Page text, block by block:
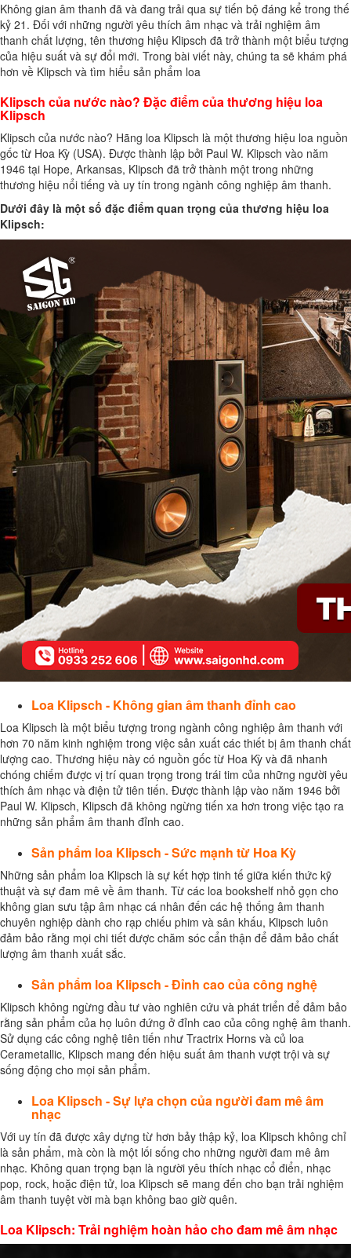
Không gian âm thanh đã và đang trải qua sự tiến bộ đáng kể trong thế
kỷ 21. Đối với những người yêu thích âm nhạc và trải nghiệm âm
thanh chất lượng, tên thương hiệu Klipsch đã trở thành một biểu tượng
của hiệu suất và sự đổi mới. Trong bài viết này, chúng ta sẽ khám phá
hơn về Klipsch và tìm hiểu sản phẩm loa
Klipsch của nước nào? Đặc điểm của thương hiệu loa
Klipsch
Klipsch của nước nào? Hãng loa Klipsch là một thương hiệu loa nguồn
gốc từ Hoa Kỳ (USA). Được thành lập bởi Paul W. Klipsch vào năm
1946 tại Hope, Arkansas, Klipsch đã trở thành một trong những
thương hiệu nổi tiếng và uy tín trong ngành công nghiệp âm thanh.
Dưới đây là một số đặc điểm quan trọng của thương hiệu loa
Klipsch:
Loa Klipsch - Không gian âm thanh đỉnh cao
Loa Klipsch là một biểu tượng trong ngành công nghiệp âm thanh với
hơn 70 năm kinh nghiệm trong việc sản xuất các thiết bị âm thanh chất
lượng cao. Thương hiệu này có nguồn gốc từ Hoa Kỳ và đã nhanh
chóng chiếm được vị trí quan trọng trong trái tim của những người yêu
thích âm nhạc và điện tử tiên tiến. Được thành lập vào năm 1946 bởi
Paul W. Klipsch, Klipsch đã không ngừng tiến xa hơn trong việc tạo ra
những sản phẩm âm thanh đỉnh cao.
Sản phẩm loa Klipsch - Sức mạnh từ Hoa Kỳ
Những sản phẩm loa Klipsch là sự kết hợp tinh tế giữa kiến thức kỹ
thuật và sự đam mê về âm thanh. Từ các loa bookshelf nhỏ gọn cho
không gian sưu tập âm nhạc cá nhân đến các hệ thống âm thanh
chuyên nghiệp dành cho rạp chiếu phim và sân khấu, Klipsch luôn
đảm bảo rằng mọi chi tiết được chăm sóc cẩn thận để đảm bảo chất
lượng âm thanh xuất sắc.
Sản phẩm loa Klipsch - Đỉnh cao của công nghệ
Klipsch không ngừng đầu tư vào nghiên cứu và phát triển để đảm bảo
rằng sản phẩm của họ luôn đứng ở đỉnh cao của công nghệ âm thanh.
Sử dụng các công nghệ tiên tiến như Tractrix Horns và củ loa
Cerametallic, Klipsch mang đến hiệu suất âm thanh vượt trội và sự
sống động cho mọi sản phẩm.
Loa Klipsch - Sự lựa chọn của người đam mê âm
nhạc
Với uy tín đã được xây dựng từ hơn bảy thập kỷ, loa Klipsch không chỉ
là sản phẩm, mà còn là một lối sống cho những người đam mê âm
nhạc. Không quan trọng bạn là người yêu thích nhạc cổ điển, nhạc
pop, rock, hoặc điện tử, loa Klipsch sẽ mang đến cho bạn trải nghiệm
âm thanh tuyệt vời mà bạn không bao giờ quên.
Loa Klipsch: Trải nghiệm hoàn hảo cho đam mê âm nhạc